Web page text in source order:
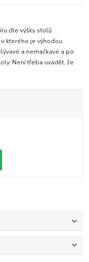
dle výšky stolů.
kterého je výhodou
a nemačkavé a po
Není třeba uvádět, že